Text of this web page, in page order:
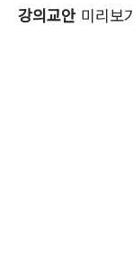
강의교안 미리보기